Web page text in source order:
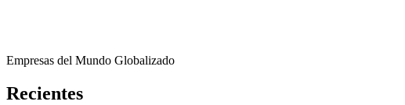
Empresas del Mundo Globalizado
Recientes